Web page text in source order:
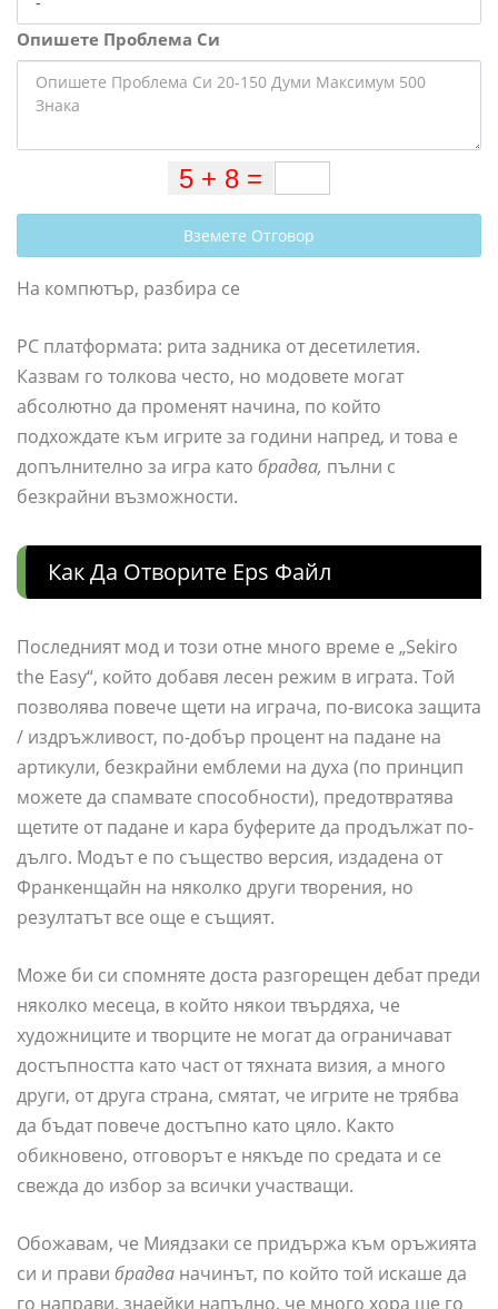
Опишете Проблема Си
Вземете Отговор
На компютър, разбира се
PC платформата: рита задника от десетилетия.
Казвам го толкова често, но модовете могат
абсолютно да променят начина, по който
подхождате към игрите за години напред, и това е
допълнително за игра като брадва, пълни с
безкрайни възможности.
Как Да Отворите Eps Файл
Последният мод и този отне много време е „Sekiro
the Easy“, който добавя лесен режим в играта. Той
позволява повече щети на играча, по-висока защита
/ издръжливост, по-добър процент на падане на
артикули, безкрайни емблеми на духа (по принцип
можете да спамвате способности), предотвратява
щетите от падане и кара буферите да продължат по-
дълго. Модът е по същество версия, издадена от
Франкенщайн на няколко други творения, но
резултатът все още е същият.
Може би си спомняте доста разгорещен дебат преди
няколко месеца, в който някои твърдяха, че
художниците и творците не могат да ограничават
достъпността като част от тяхната визия, а много
други, от друга страна, смятат, че игрите не трябва
да бъдат повече достъпно като цяло. Както
обикновено, отговорът е някъде по средата и се
свежда до избор за всички участващи.
Обожавам, че Миядзаки се придържа към оръжията
си и прави брадва начинът, по който той искаше да
го направи, знаейки напълно, че много хора ще го